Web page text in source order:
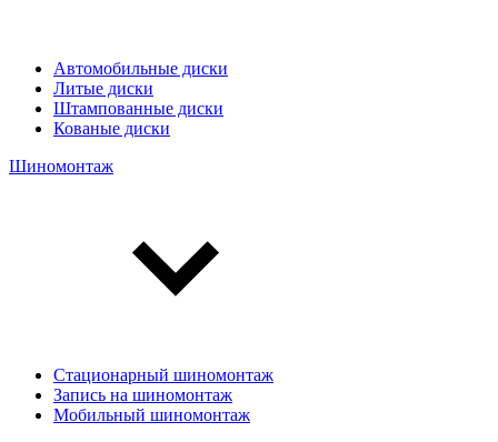
Автомобильные диски
Литые диски
Штампованные диски
Кованые диски
Шиномонтаж
Стационарный шиномонтаж
Запись на шиномонтаж
Мобильный шиномонтаж